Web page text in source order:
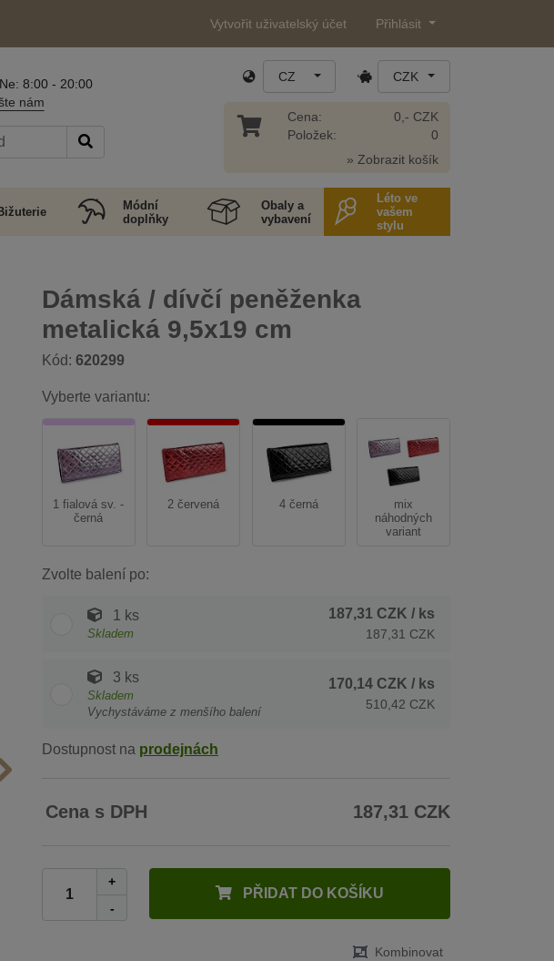
Vytvořit uživatelský účet Přihlásit
8:00 - 20:00
nám
CZ CZK
Cena:
Položek:
0,- CZK
0
» Zobrazit košík
Módní
doplňky
Obaly a
vybavení
Léto ve
vašem
stylu
Dámská / dívčí peněženka
metalická 9,5x19 cm
Kód: 620299
Vyberte variantu:
1 fialová sv. -
černá
2 červená 4 černá
mix
náhodných
variant
Zvolte balení po:
1 ks
Skladem
187,31 CZK / ks
187,31 CZK
3 ks
Skladem
Vychystáváme z menšího balení
170,14 CZK / ks
510,42 CZK
Dostupnost na prodejnách
Cena s DPH 187,31 CZK
+
-
PŘIDAT DO KOŠÍKU
Kombinovat